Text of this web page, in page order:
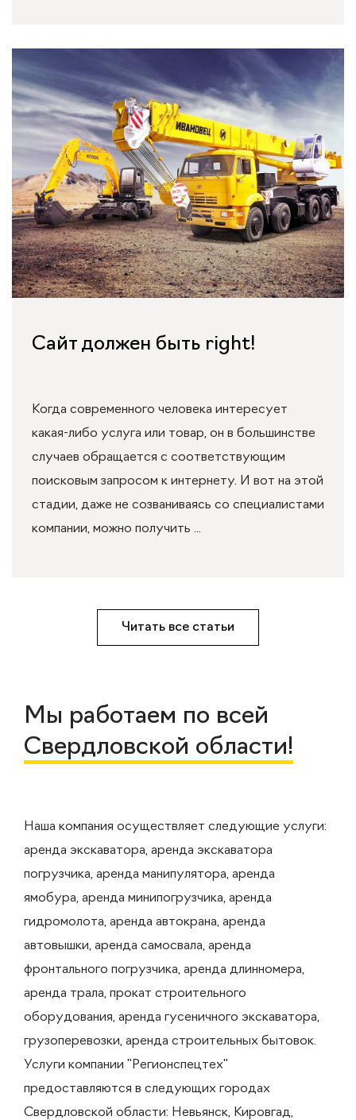
Сайт должен быть right!
Когда современного человека интересует
какая-либо услуга или товар, он в большинстве
случаев обращается с соответствующим
поисковым запросом к интернету. И вот на этой
стадии, даже не созваниваясь со специалистами
компании, можно получить ...
Читать все статьи
Мы работаем по всей
Свердловской области!
Наша компания осуществляет следующие услуги:
аренда экскаватора, аренда экскаватора
погрузчика, аренда манипулятора, аренда
ямобура, аренда минипогрузчика, аренда
гидромолота, аренда автокрана, аренда
автовышки, аренда самосвала, аренда
фронтального погрузчика, аренда длинномера,
аренда трала, прокат строительного
оборудования, аренда гусеничного экскаватора,
грузоперевозки, аренда строительных бытовок.
Услуги компании "Регионспецтех"
предоставляются в следующих городах
Свердловской области: Невьянск, Кировгад,